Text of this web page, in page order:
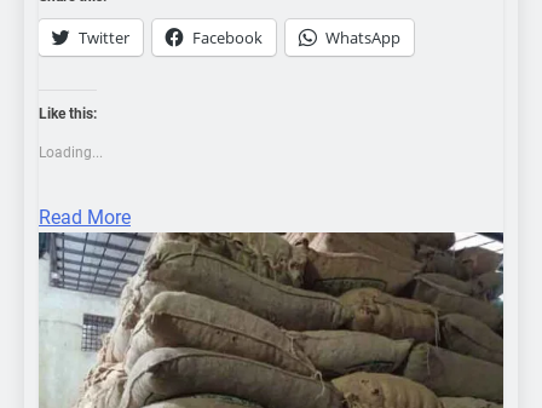
Twitter Facebook WhatsApp
Like this:
Loading...
Read More
BUSINESS COLOMBOBUZZ FEATURENEWS
HOT NEWS
LOCAL
SCIENCE